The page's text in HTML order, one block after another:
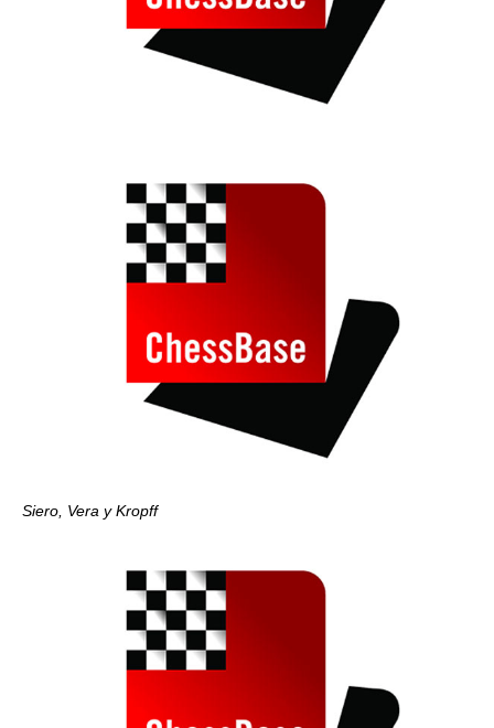
Siero, Vera y Kropff